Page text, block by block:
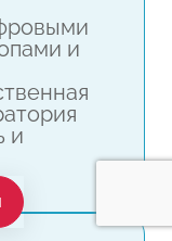
и
и